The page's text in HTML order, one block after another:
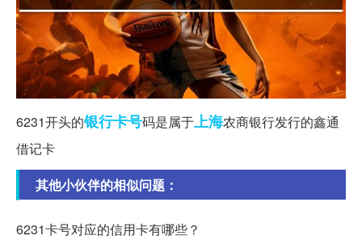
6231开头的银行卡号码是属于上海农商银行发行的鑫通
借记卡
其他小伙伴的相似问题：
6231卡号对应的信用卡有哪些？